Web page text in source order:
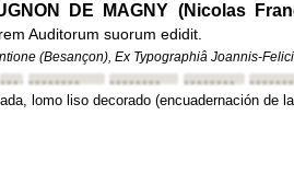
DE MAGNY (Nicolas
Auditorum suorum edidit.
(Besançon), Ex Typographiâ Joannis-
•••••••••••••••• •••••••• ••••••••
lomo liso decorado (encuadernación de